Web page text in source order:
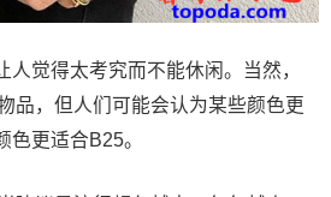
人觉得太考究而不能休闲。当然，
品，但人们可能会认为某些颜色更
更适合B25。